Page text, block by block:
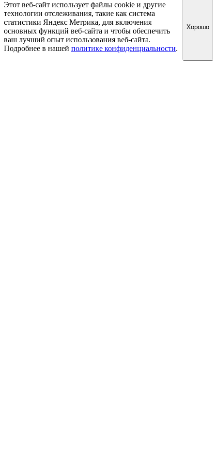
Этот веб-сайт использует файлы cookie и другие
технологии отслеживания, такие как система
статистики Яндекс Метрика, для включения
основных функций веб-сайта и чтобы обеспечить
ваш лучший опыт использования веб-сайта.
Подробнее в нашей политике конфиденциальности.
Хорошо